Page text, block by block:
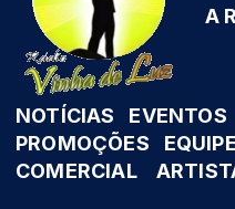
A
NOTÍCIAS EVENTOS
PROMOÇÕES
EQUIPE
COMERCIAL